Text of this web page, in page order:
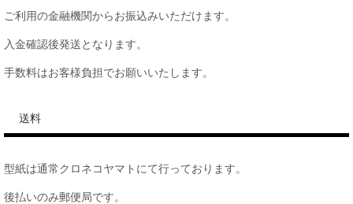
ご利用の金融機関からお振込みいただけます。
入金確認後発送となります。
手数料はお客様負担でお願いいたします。
送料
型紙は通常クロネコヤマトにて行っております。
後払いのみ郵便局です。